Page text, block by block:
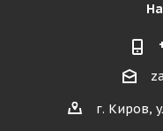
г. Киров,